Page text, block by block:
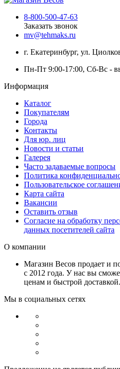
8-800-500-47-63
Заказать звонок
mv@tehmaks.ru
г. Екатеринбург, ул.
Пн-Пт 9:00-17:00, Сб-Вс -
Информация
Каталог
Покупателям
Города
Контакты
Для юр. лиц
Новости и статьи
Галерея
Часто задаваемые вопросы
Политика
Пользовательское
Карта сайта
Вакансии
Оставить отзыв
Согласие на обработку
данных посетителей сайта
О компании
Магазин Весов продает и
с 2012 года. У нас вы
ценам и быстрой доставкой.
Мы в социальных сетях